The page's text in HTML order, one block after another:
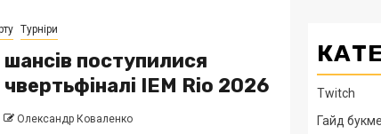
Турніри
шансів поступилися
IEM Rio 2026
Олександр Коваленко
Twitch
Гайд